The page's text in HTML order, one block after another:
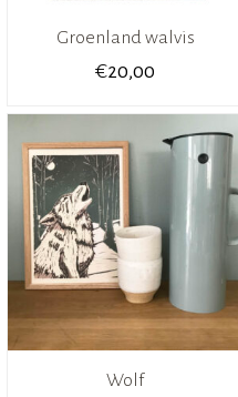
Groenland walvis
€20,00
Wolf